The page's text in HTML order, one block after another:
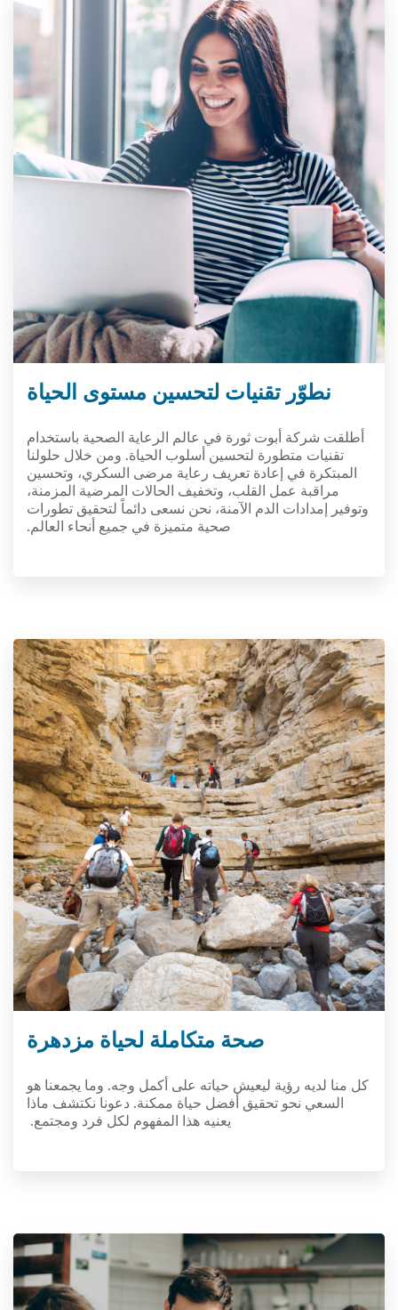
نطوّر تقنيات لتحسين مستوى الحياة
أطلقت شركة أبوت ثورة في عالم الرعاية الصحية باستخدام
تقنيات متطورة لتحسين أسلوب الحياة. ومن خلال حلولنا
المبتكرة في إعادة تعريف رعاية مرضى السكري، وتحسين
مراقبة عمل القلب، وتخفيف الحالات المرضية المزمنة،
وتوفير إمدادات الدم الآمنة، نحن نسعى دائماً لتحقيق تطورات
صحية متميزة في جميع أنحاء العالم.
صحة متكاملة لحياة مزدهرة
كل منا لديه رؤية ليعيش حياته على أكمل وجه. وما يجمعنا هو
السعي نحو تحقيق أفضل حياة ممكنة. دعونا نكتشف ماذا
يعنيه هذا المفهوم لكل فرد ومجتمع.